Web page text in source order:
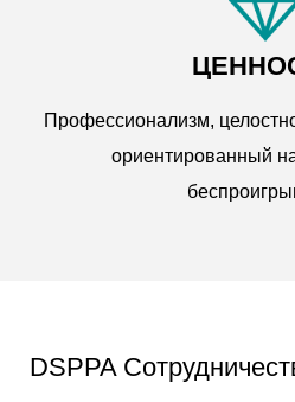
Профессионализм,
ориентированный
DSPPA